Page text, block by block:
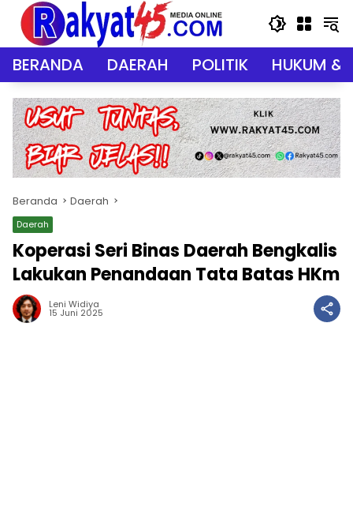
Langsung
konten
BERANDA DAERAH POLITIK HUKUM &
Beranda Daerah
Daerah
Koperasi Seri Binas Daerah Bengkalis
Lakukan Penandaan Tata Batas HKm
Leni Widiya
15 Juni 2025